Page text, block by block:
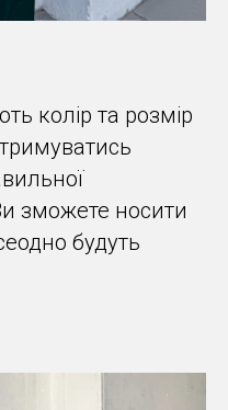
колір та розмір
зможете носити
будуть